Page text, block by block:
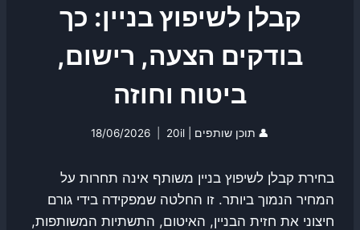
קבלן לשיפוץ בניין: כך
בודקים הצעה, רישום,
ביטוח וחוזה
👤 תוכן שותפים | 20il 18/06/2026
בחירת קבלן לשיפוץ בניין משותף אינה תחרות על
המחיר הנמוך ביותר. זו החלטה שמפקידה בידי גורם
חיצוני את חזית הבניין, האיטום, התשתיות המשותפות,